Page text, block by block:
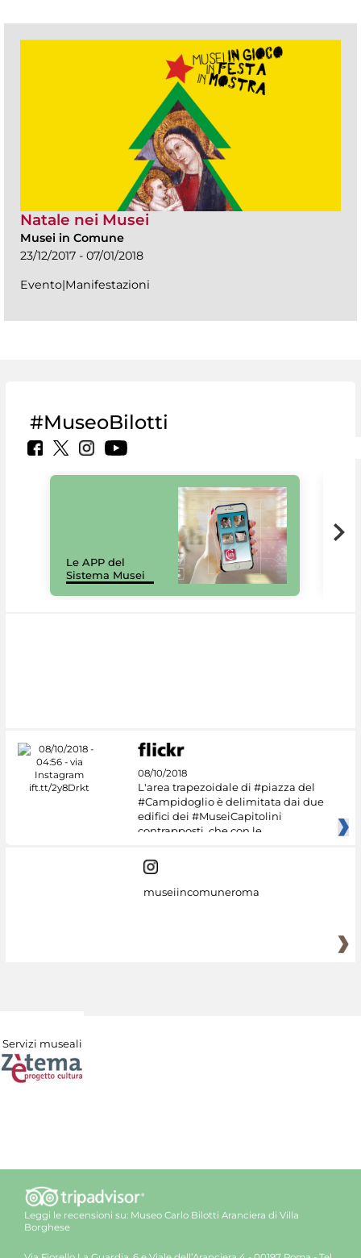
Natale nei Musei
Musei in Comune
23/12/2017 - 07/01/2018
Evento|Manifestazioni
#MuseoBilotti
Le APP del
Sistema Musei
08/10/2018
L'area trapezoidale di #piazza del
#Campidoglio è delimitata dai due
edifici dei #MuseiCapitolini
contrapposti, che con le
museiincomuneroma
Servizi museali
Leggi le recensioni su: Museo Carlo Bilotti Aranciera di Villa
Borghese